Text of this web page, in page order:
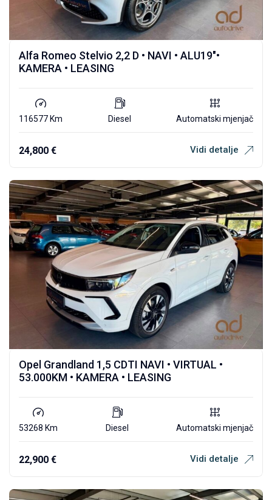
Alfa Romeo Stelvio 2,2 D • NAVI • ALU19″•
KAMERA • LEASING
116577 Km Diesel Automatski mjenjač
24,800 € Vidi detalje
Opel Grandland 1,5 CDTI NAVI • VIRTUAL •
53.000KM • KAMERA • LEASING
53268 Km Diesel Automatski mjenjač
22,900 € Vidi detalje